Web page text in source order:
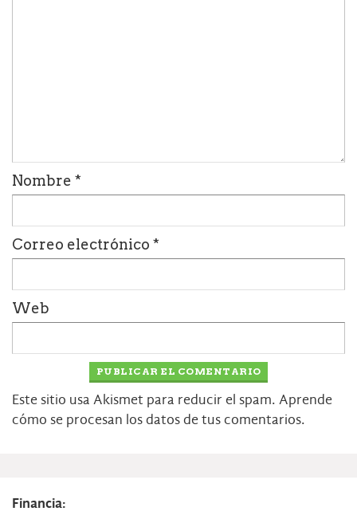
Nombre *
Correo electrónico *
Web
Este sitio usa Akismet para reducir el spam. Aprende
cómo se procesan los datos de tus comentarios.
Financia: